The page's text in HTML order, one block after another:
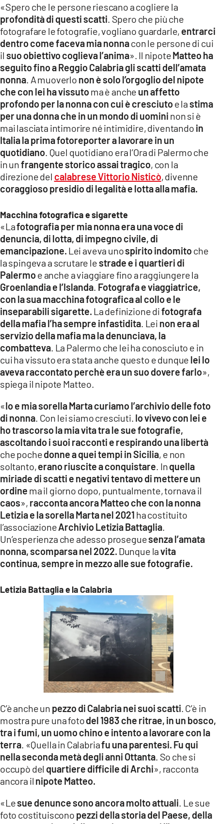
«Spero che le persone riescano a cogliere la
profondità di questi scatti . Spero che più che
fotografare le fotografie, vogliano guardarle, entrarci
dentro come faceva mia nonnacon le persone di cui
il suo obiettivo coglieva l’anima». Il nipoteMatteo ha
seguito fino a Reggio Calabria gli scatti dell’amata
nonna . A muoverlo non è solo l’orgoglio del nipote
che con lei ha vissutoma è anche un affetto
profondo per la nonna con cui è cresciutoe la stima
per una donna che in un mondo di uomini non si è
mai lasciata intimorire né intimidire, diventando in
Italia la prima fotoreporter a lavorare in un
quotidiano . Quel quotidiano era l’Ora di Palermo che
in unfrangente storico assai tragico, con la
direzione del calabrese Vittorio Nisticò, divenne
coraggioso presidio di legalità e lotta alla mafia.
Macchina fotografica e sigarette
«Lafotografia per mia nonna era una voce di
denuncia, di lotta, di impegno civile, di
emancipazione. Lei aveva unospirito indomitoche
la spingeva a scrutare le strade e i quartieri di
Palermoe anche a viaggiare fino a raggiungere la
Groenlandia e l’Islanda Fotografa e viaggiatrice,
con la sua macchina fotografica al collo e le
inseparabili sigarette. La definizione difotografa
della mafia l’ha sempre infastidita . Lei non era al
servizio della mafia ma la denunciava, la
combatteva . La Palermo che lei ha conosciuto e in
cui ha vissuto era stata anche questo e dunque lei lo
aveva raccontato perchè era un suo dovere farlo»,
spiega il nipote Matteo.
«Io e mia sorella Marta curiamo l’archivio delle foto
di nonna . Con lei siamo cresciuti. Io vivevo con lei e
ho trascorso la mia vita tra le sue fotografie,
ascoltando i suoi racconti e respirando una libertà
che pochedonne a quei tempi in Sicilia, e non
soltanto,erano riuscite a conquistare . Inquella
miriade di scatti e negativi tentavo di mettere un
ordine ma il giorno dopo, puntualmente, tornava il
caos», racconta ancora Matteo che con la nonna
Letizia e la sorella Marta nel 2021 ha costituito
l’associazioneArchivio Letizia Battaglia
Un’esperienza che adesso proseguesenza l’amata
nonna, scomparsa nel 2022. Dunque lavita
continua, sempre in mezzo alle sue fotografie.
Letizia Battaglia e la Calabria
C’è anche un pezzo di Calabria nei suoi scatti. C’è in
mostra pure una fotodel 1983 che ritrae, in un bosco,
tra i fumi, un uomo chino e intento a lavorare con la
terra. «Quella in Calabriafu una parentesi. Fu qui
nella seconda metà degli anni Ottanta. So che si
occupò del quartiere difficile di Archi», racconta
ancora il nipote Matteo.
«Lesue denunce sono ancora molto attuali. Le sue
foto costituiscono pezzi della storia del Paese, della